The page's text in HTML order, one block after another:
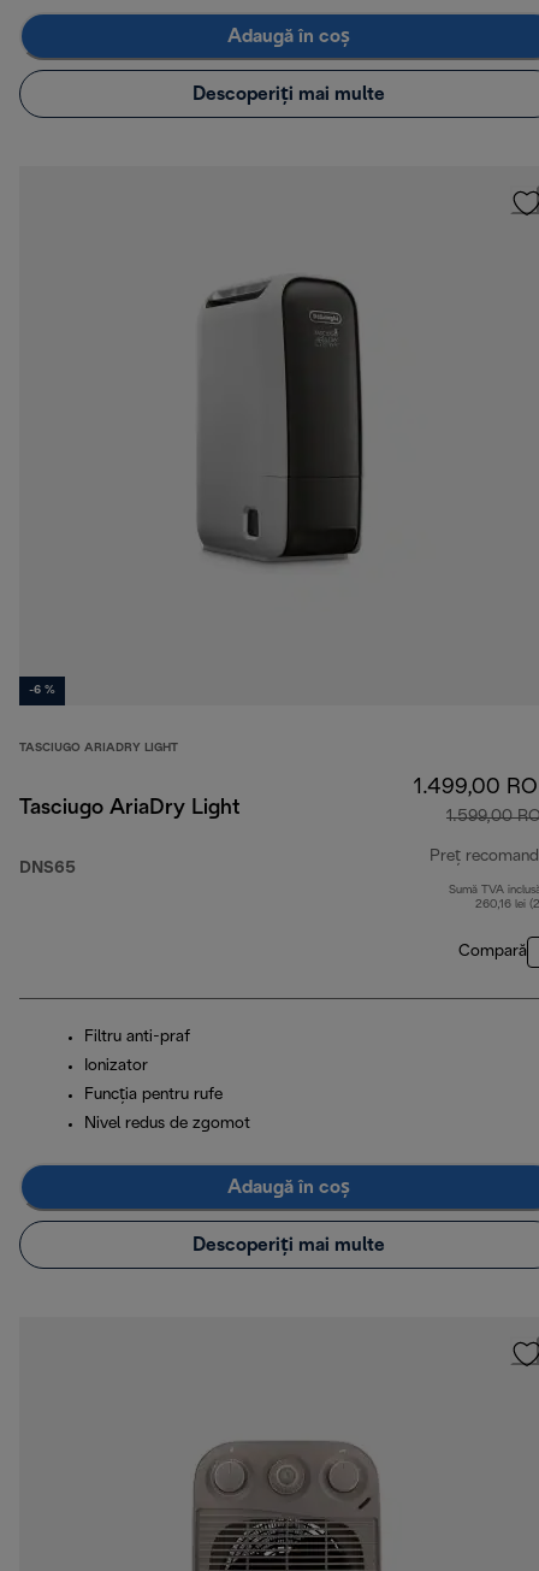
Adaugă în coș
Descoperiți mai multe
-6 %
TASCIUGO ARIADRY LIGHT
Tasciugo AriaDry Light
DNS65
1.499,00
1.599,00
Preț
Sumă TVA
260,16 lei
Compară
Filtru anti-praf
Ionizator
Funcţia pentru rufe
Nivel redus de zgomot
Adaugă în coș
Descoperiți mai multe